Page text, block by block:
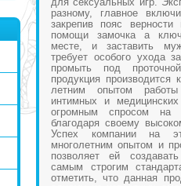
разному, главное
закрепив пояс
помощи замочка а
месте, и заставить
требует особого ухода
промыть под
продукция
летним опытом
интимных и
огромным спросом
благодаря своему
Успех компании на
многолетним опытом и
позволяет ей
самым строгим
отметить, что данная